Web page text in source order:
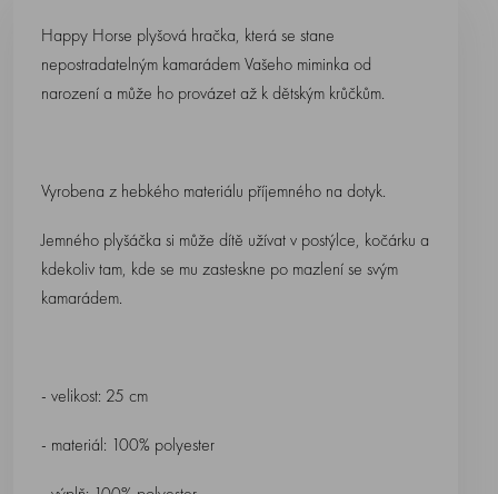
Happy Horse plyšová hračka, která se stane
nepostradatelným kamarádem Vašeho miminka od
narození a může ho provázet až k dětským krůčkům.
Vyrobena z hebkého materiálu příjemného na dotyk.
Jemného plyšáčka si může dítě užívat v postýlce, kočárku a
kdekoliv tam, kde se mu zasteskne po mazlení se svým
kamarádem.
- velikost: 25 cm
- materiál: 100% polyester